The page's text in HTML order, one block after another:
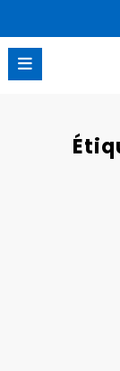
contenu